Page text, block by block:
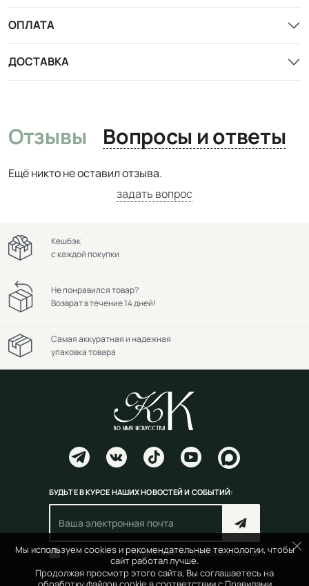
ОПЛАТА
ДОСТАВКА
Отзывы Вопросы и ответы
Ещё никто не оставил отзыва.
задать вопрос
Мы используем cookies и рекомендательные технологии, чтобы
сайт работал лучше.
Продолжая просмотр этого сайта, Вы соглашаетесь на
Кешбэк
с каждой покупки
Не понравился товар?
Возврат в течение 14 дней!
Самая аккуратная и надежная
упаковка товара
БУДЬТЕ В КУРСЕ НАШИХ НОВОСТЕЙ И СОБЫТИЙ:
Согласен(на) справилами пользования сайтом